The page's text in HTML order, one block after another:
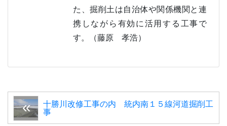
た、掘削土は自治体や関係機関と連
携しながら有効に活用する工事で
す。（藤原 孝浩）
十勝川改修工事の内 統内南１５線河道掘削工
事